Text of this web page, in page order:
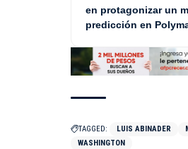
en protagonizar un
predicción en
TAGGED: LUIS ABINADER
WASHINGTON